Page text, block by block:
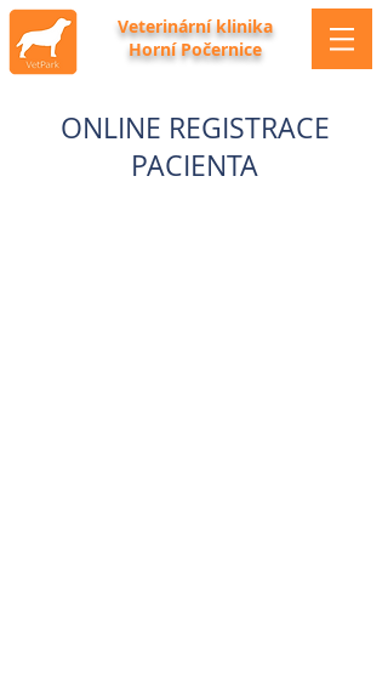
Veterinární klinika
Horní Počernice
ONLINE REGISTRACE
PACIENTA